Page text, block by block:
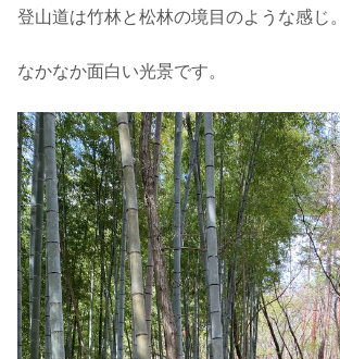
登山道は竹林と松林の境目のような感じ。
なかなか面白い光景です。